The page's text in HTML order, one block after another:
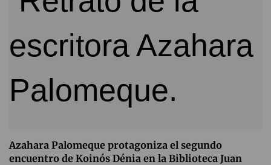
Azahara Palomeque protagoniza el segundo
encuentro de Koinós Dénia en la Biblioteca Juan